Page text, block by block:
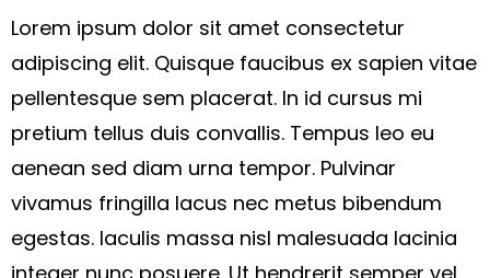
Lorem ipsum dolor sit amet consectetur
adipiscing elit. Quisque faucibus ex sapien vitae
pellentesque sem placerat. In id cursus mi
pretium tellus duis convallis. Tempus leo eu
aenean sed diam urna tempor. Pulvinar
vivamus fringilla lacus nec metus bibendum
egestas. Iaculis massa nisl malesuada lacinia